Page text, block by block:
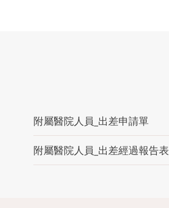
附屬醫院人員_出差申請單
附屬醫院人員_出差經過報告表